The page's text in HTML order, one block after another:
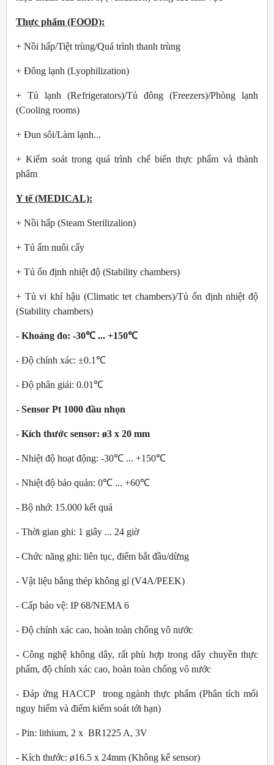
Thực phẩm (FOOD):
+ Nồi hấp/Tiệt trùng/Quá trình thanh trùng
+ Đông lạnh (Lyophilization)
+ Tủ lạnh (Refrigerators)/Tủ đông (Freezers)/Phòng lạnh
(Cooling rooms)
+ Đun sôi/Làm lạnh...
+ Kiểm soát trong quá trình chế biến thực phẩm và thành
phẩm
Y tế (MEDICAL):
+ Nồi hấp (Steam Sterilizalion)
+ Tủ ấm nuôi cấy
+ Tủ ổn định nhiệt độ (Stability chambers)
+ Tủ vi khí hậu (Climatic tet chambers)/Tủ ổn định nhiệt độ
(Stability chambers)
- Khoảng đo: -30℃ ... +150℃
- Độ chính xác: ±0.1℃
- Độ phân giải: 0.01℃
- Sensor Pt 1000 đầu nhọn
- Kích thước sensor: ø3 x 20 mm
- Nhiệt độ hoạt động: -30℃ ... +150℃
- Nhiệt độ bảo quản: 0℃ ... +60℃
- Bộ nhớ: 15.000 kết quả
- Thời gian ghi: 1 giây ... 24 giờ
- Chức năng ghi: liên tục, điểm bắt đầu/dừng
- Vật liệu bằng thép không gỉ (V4A/PEEK)
- Cấp bảo vệ: IP 68/NEMA 6
- Độ chính xác cao, hoàn toàn chống vô nước
- Công nghệ không dây, rất phù hợp trong dây chuyền thực
phẩm, độ chính xác cao, hoàn toàn chống vô nước
- Đáp ứng HACCP trong ngành thực phẩm (Phân tích mối
nguy hiểm và điểm kiểm soát tới hạn)
- Pin: lithium, 2 x BR1225 A, 3V
- Kích thước: ø16.5 x 24mm (Không kể sensor)